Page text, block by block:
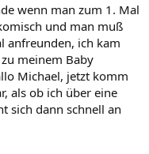
wenn man zum 1. Mal
und man muß
anfreunden, ich kam
meinem Baby
Michael, jetzt komm
als ob ich über eine
sich dann schnell an